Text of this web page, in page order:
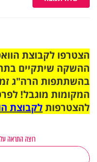
ההשקה שיתקיים
בהשתתפות הרה"ג
המקומות מוגבל!
להצטרפותלקבוצת
רוצה התראה